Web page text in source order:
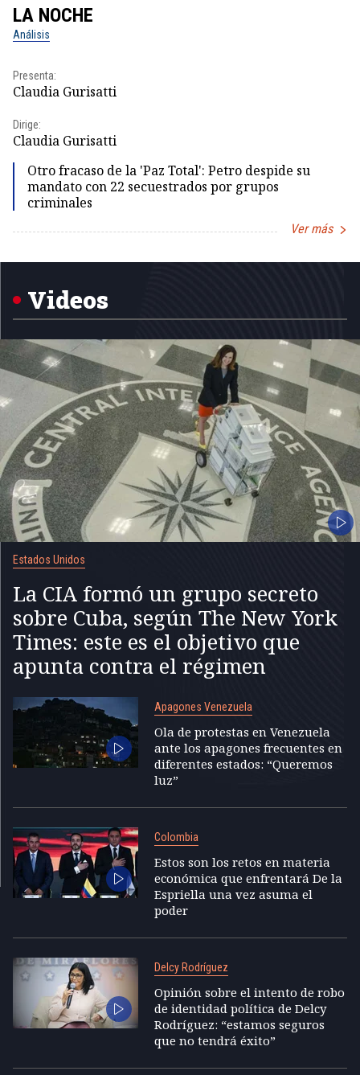
LA NOCHE
Análisis
Presenta:
Claudia Gurisatti
Dirige:
Claudia Gurisatti
Otro fracaso de la 'Paz Total': Petro despide su
mandato con 22 secuestrados por grupos
criminales
Ver más
1
Videos
Estados Unidos
La CIA formó un grupo secreto
sobre Cuba, según The New York
Times: este es el objetivo que
apunta contra el régimen
Apagones Venezuela
Ola de protestas en Venezuela
ante los apagones frecuentes en
diferentes estados: “Queremos
luz”
Colombia
Estos son los retos en materia
económica que enfrentará De la
Espriella una vez asuma el
poder
Delcy Rodríguez
Opinión sobre el intento de robo
de identidad política de Delcy
Rodríguez: “estamos seguros
que no tendrá éxito”